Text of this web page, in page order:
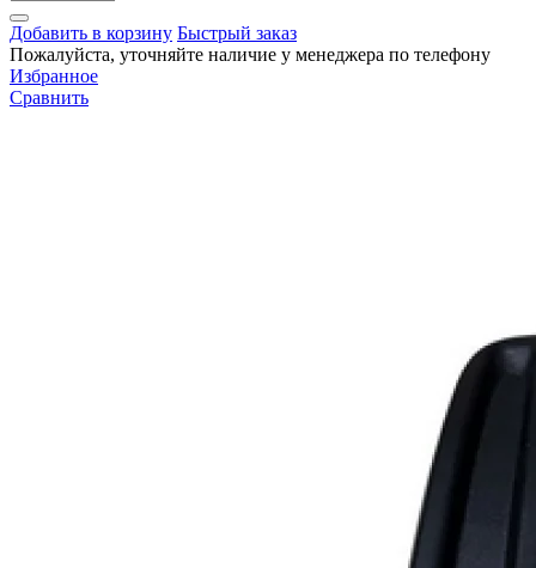
Добавить в корзину Быстрый заказ
Пожалуйста, уточняйте наличие у менеджера по телефону
Избранное
Сравнить